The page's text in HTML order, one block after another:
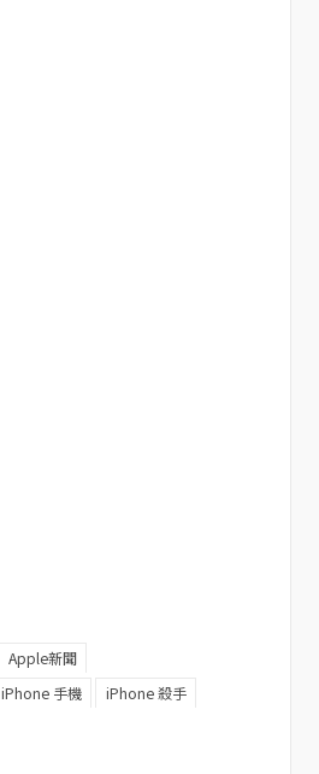
Apple新聞
iPhone 手機
iPhone 殺手